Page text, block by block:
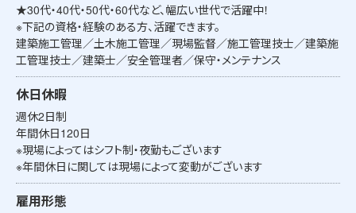
★30代・40代・50代・60代など、幅広い世代で活躍中！
※下記の資格・経験のある方、活躍できます。
建築施工管理／土木施工管理／現場監督／施工管理技士／建築施
工管理技士／建築士／安全管理者／保守・メンテナンス
休日休暇
週休2日制
年間休日120日
※現場によってはシフト制・夜勤もございます
※年間休日に関しては現場によって変動がございます
雇用形態